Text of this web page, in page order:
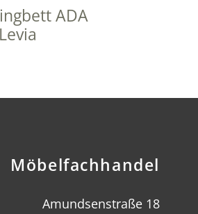
ADA
Levia
Möbelfachhandel
Amundsenstraße 18